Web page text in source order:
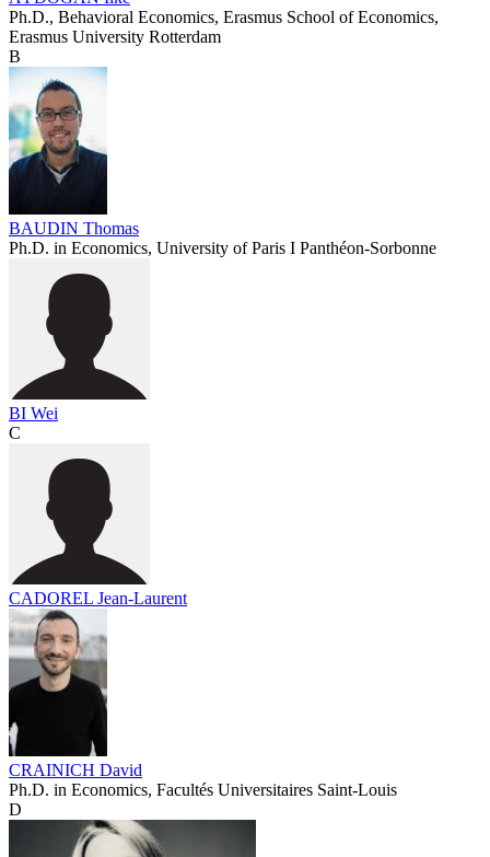
Ph.D., Behavioral Economics, Erasmus School of Economics,
Erasmus University Rotterdam
B
BAUDIN Thomas
Ph.D. in Economics, University of Paris I Panthéon-Sorbonne
BI Wei
C
CADOREL Jean-Laurent
CRAINICH David
Ph.D. in Economics, Facultés Universitaires Saint-Louis
D